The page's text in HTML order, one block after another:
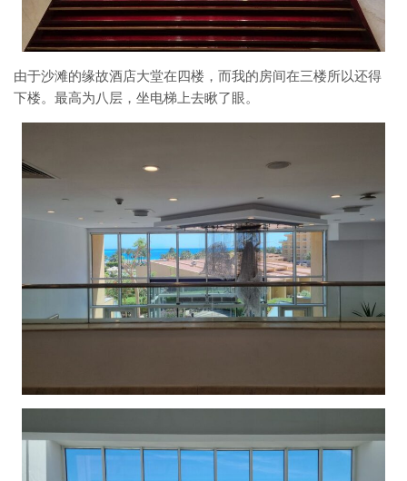
由于沙滩的缘故酒店大堂在四楼，而我的房间在三楼所以还得
下楼。最高为八层，坐电梯上去瞅了眼。